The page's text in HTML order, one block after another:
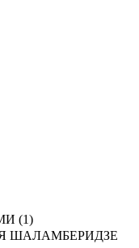
(1)
ШАЛАМБЕРИДЗЕ